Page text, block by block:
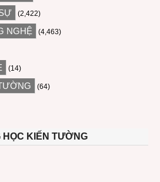
(2,422)
NGHỆ (4,463)
(14)
(64)
KIẾN TƯỜNG